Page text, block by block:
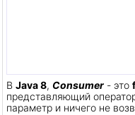
В Java 8, Consumer - это
представляющий
параметр и ничего не